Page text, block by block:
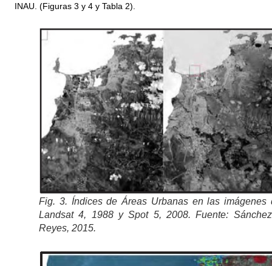
INAU. (Figuras 3 y 4 y Tabla 2).
Fig. 3. Índices de Áreas Urbanas en las imágenes
Landsat 4, 1988 y Spot 5, 2008. Fuente:
Reyes, 2015.